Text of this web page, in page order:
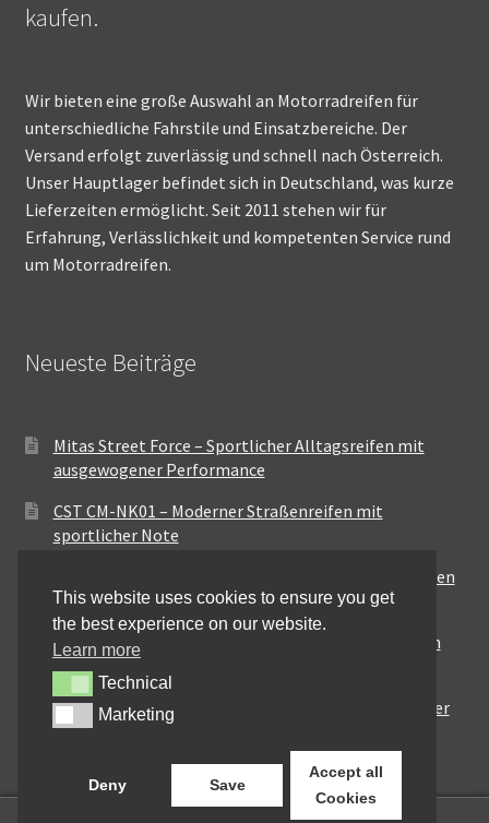
kaufen.
Wir bieten eine große Auswahl an Motorradreifen für
unterschiedliche Fahrstile und Einsatzbereiche. Der
Versand erfolgt zuverlässig und schnell nach Österreich.
Unser Hauptlager befindet sich in Deutschland, was kurze
Lieferzeiten ermöglicht. Seit 2011 stehen wir für
Erfahrung, Verlässlichkeit und kompetenten Service rund
um Motorradreifen.
Neueste Beiträge
Mitas Street Force – Sportlicher Alltagsreifen mit
ausgewogener Performance
CST CM-NK01 – Moderner Straßenreifen mit
sportlicher Note
Maxxis MA-ST3 – Ausgewogener Sport-Touring-Reifen
für vielseitige Einsätze
Pirelli City Demon – Zuverlässigkeit für den urbanen
Alltag
Metzeler Perfect ME77 – Klassische Optik mit solider
Straßenperformance
This website uses cookies to ensure you get
the best experience on our website.
Learn more
TechnicalTechnical
MarketingMarketing
Deny Save
Accept all
Cookies